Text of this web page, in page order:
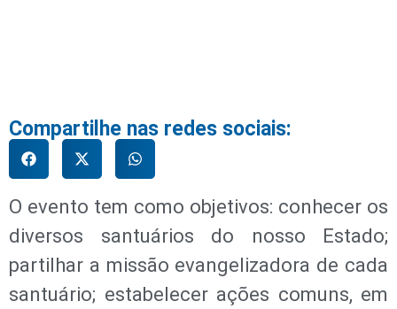
Compartilhe nas redes sociais:
O evento tem como objetivos: conhecer os
diversos santuários do nosso Estado;
partilhar a missão evangelizadora de cada
santuário; estabelecer ações comuns, em